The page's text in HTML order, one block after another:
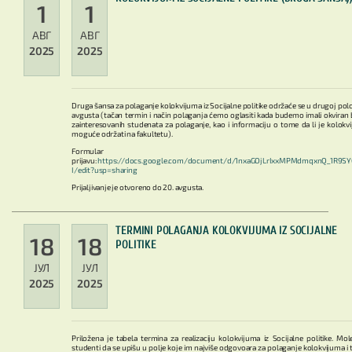
1
АВГ
2025
1
АВГ
2025
Druga šansa za polaganje kolokvijuma iz Socijalne politike održaće se u drugoj
avgusta (tačan termin i način polaganja ćemo oglasiti kada budemo imali okviran
zainteresovanih studenata za polaganje, kao i informaciju o tome da li je
moguće održati na fakultetu).
Formular
prijavu:https://docs.google.com/document/d/
I/edit?usp=sharing
Prijaljivanje je otvoreno do 20. avgusta.
18
ЈУЛ
2025
18
ЈУЛ
2025
TERMINI POLAGANJA KOLOKVIJUMA IZ SOCIJALNE
POLITIKE
Priložena je tabela termina za realizaciju kolokvijuma iz Socijalne politike.
studenti da se upišu u polje koje im najviše odgovoara za polaganje kolokvijuma i